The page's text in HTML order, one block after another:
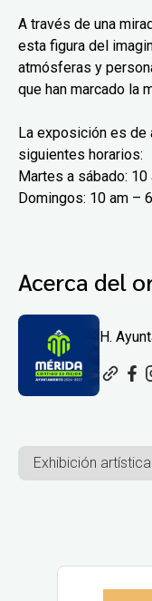
A través de una
esta figura del
atmósferas y
que han marcado la
La exposición es
siguientes horarios:
Martes a sábado: 10
Domingos: 10 am –
Acerca del
H.
Exhibición artística